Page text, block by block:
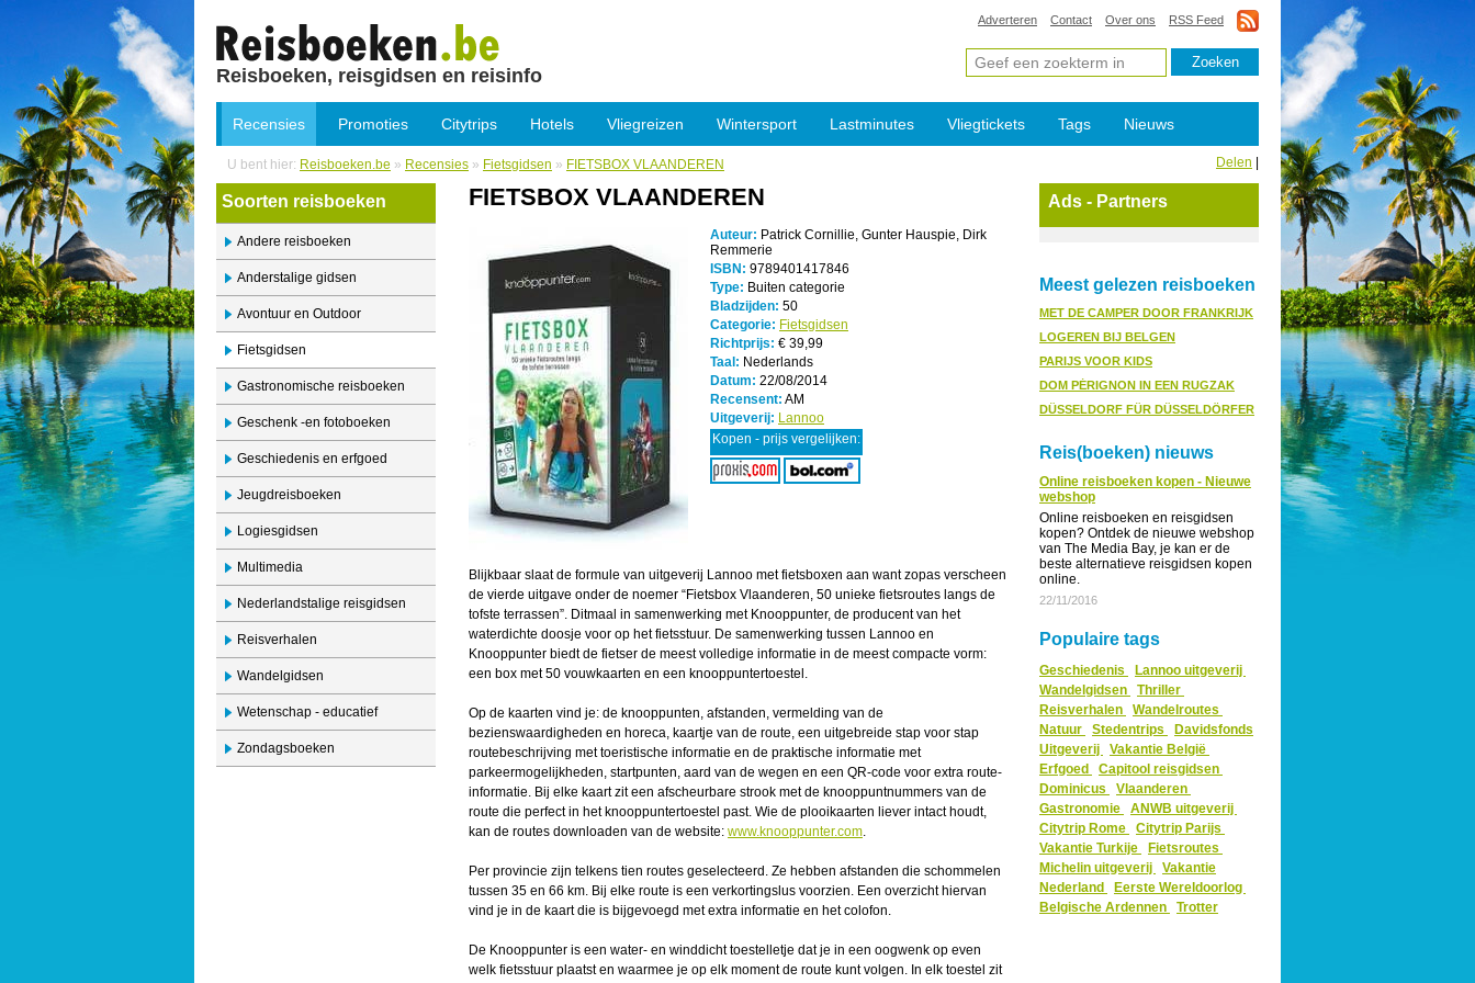
Reisboeken, reisgidsen en reisinfo
Adverteren Contact Over ons RSS Feed
Recensies Promoties Citytrips Hotels Vliegreizen Wintersport Lastminutes Vliegtickets Tags Nieuws
U bent hier: Reisboeken.be » Recensies » Fietsgidsen » FIETSBOX VLAANDEREN Delen
Soorten reisboeken
Andere reisboeken
Anderstalige gidsen
Avontuur en Outdoor
Fietsgidsen
Gastronomische reisboeken
Geschenk -en fotoboeken
Geschiedenis en erfgoed
Jeugdreisboeken
Logiesgidsen
Multimedia
Nederlandstalige reisgidsen
Reisverhalen
Wandelgidsen
Wetenschap - educatief
Zondagsboeken
FIETSBOX VLAANDEREN
Auteur: Patrick Cornillie, Gunter Hauspie, Dirk
Remmerie
ISBN: 9789401417846
Type: Buiten categorie
Bladzijden: 50
Categorie: Fietsgidsen
Richtprijs: € 39,99
Taal: Nederlands
Datum: 22/08/2014
Recensent: AM
Uitgeverij: Lannoo
Kopen - prijs vergelijken:
Blijkbaar slaat de formule van uitgeverij Lannoo met fietsboxen aan want zopas verscheen
de vierde uitgave onder de noemer “Fietsbox Vlaanderen, 50 unieke fietsroutes langs de
tofste terrassen”. Ditmaal in samenwerking met Knooppunter, de producent van het
waterdichte doosje voor op het fietsstuur. De samenwerking tussen Lannoo en
Knooppunter biedt de fietser de meest volledige informatie in de meest compacte vorm:
een box met 50 vouwkaarten en een knooppuntertoestel.
Op de kaarten vind je: de knooppunten, afstanden, vermelding van de
bezienswaardigheden en horeca, kaartje van de route, een uitgebreide stap voor stap
routebeschrijving met toeristische informatie en de praktische informatie met
parkeermogelijkheden, startpunten, aard van de wegen en een QR-code voor extra route-
informatie. Bij elke kaart zit een afscheurbare strook met de knooppuntnummers van de
route die perfect in het knooppuntertoestel past. Wie de plooikaarten liever intact houdt,
kan de routes downloaden van de website: www.knooppunter.com.
Per provincie zijn telkens tien routes geselecteerd. Ze hebben afstanden die schommelen
tussen 35 en 66 km. Bij elke route is een verkortingslus voorzien. Een overzicht hiervan
vind je in de kaart die is bijgevoegd met extra informatie en het colofon.
De Knooppunter is een water- en winddicht toestelletje dat je in een oogwenk op even
welk fietsstuur plaatst en waarmee je op elk moment de route kunt volgen. In elk toestel zit
Ads - Partners
Meest gelezen reisboeken
MET DE CAMPER DOOR FRANKRIJK
LOGEREN BIJ BELGEN
PARIJS VOOR KIDS
DOM PÉRIGNON IN EEN RUGZAK
DÜSSELDORF FÜR DÜSSELDÖRFER
Reis(boeken) nieuws
Online reisboeken kopen - Nieuwe
webshop
Online reisboeken en reisgidsen
kopen? Ontdek de nieuwe webshop
van The Media Bay, je kan er de
beste alternatieve reisgidsen kopen
online.
22/11/2016
Populaire tags
Geschiedenis
Lannoo uitgeverij
Wandelgidsen
Thriller
Reisverhalen
Wandelroutes
Natuur
Stedentrips
Davidsfonds
Uitgeverij
Vakantie België
Erfgoed
Capitool reisgidsen
Dominicus
Vlaanderen
Gastronomie
ANWB uitgeverij
Citytrip Rome
Citytrip Parijs
Vakantie Turkije
Fietsroutes
Michelin uitgeverij
Vakantie
Nederland
Eerste Wereldoorlog
Belgische Ardennen
Trotter